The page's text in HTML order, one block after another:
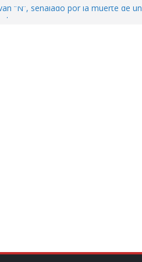
“N”, señalado por la muerte de un
Veracruz; aumentan a 33 los
secos